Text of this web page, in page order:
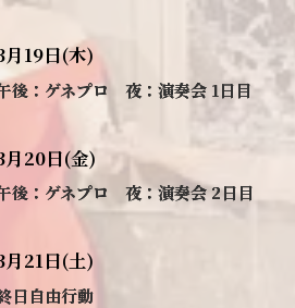
月19日(木)
後：ゲネプロ 夜：演奏会 1日目
月20日(金)
後：ゲネプロ 夜：演奏会 2日目
月21日(土)
日自由行動